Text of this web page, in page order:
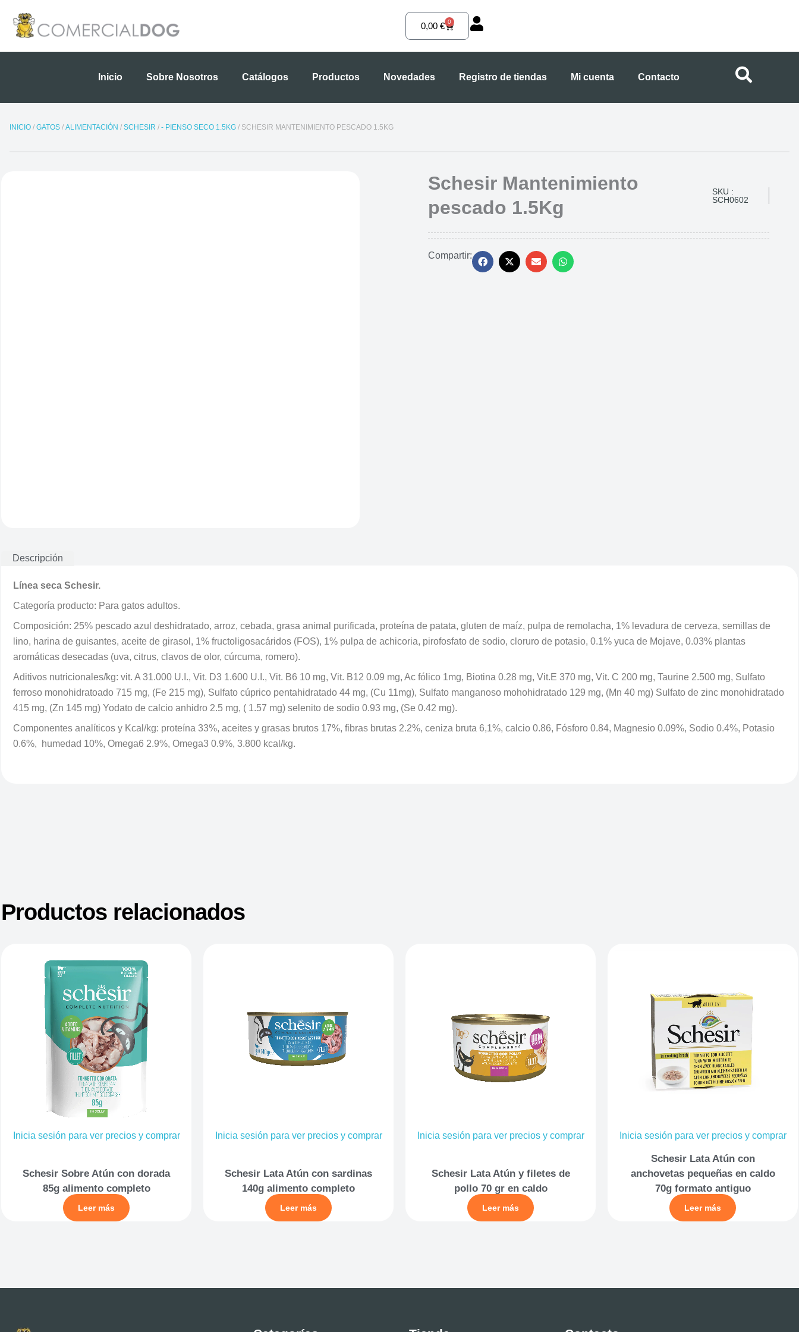
contenido
0,00 € 0
Carrito
Inicio Sobre Nosotros Catálogos Productos Novedades Registro de tiendas Mi cuenta Contacto
INICIO / GATOS / ALIMENTACIÓN / SCHESIR / - PIENSO SECO 1.5KG / SCHESIR MANTENIMIENTO PESCADO 1.5KG
Schesir Mantenimiento
pescado 1.5Kg
SKU :
SCH0602
Compartir:
Descripción
Línea seca Schesir.
Categoría producto: Para gatos adultos.
Composición: 25% pescado azul deshidratado, arroz, cebada, grasa animal purificada, proteína de patata, gluten de maíz, pulpa de remolacha, 1% levadura de cerveza, semillas de
lino, harina de guisantes, aceite de girasol, 1% fructoligosacáridos (FOS), 1% pulpa de achicoria, pirofosfato de sodio, cloruro de potasio, 0.1% yuca de Mojave, 0.03% plantas
aromáticas desecadas (uva, citrus, clavos de olor, cúrcuma, romero).
Aditivos nutricionales/kg: vit. A 31.000 U.I., Vit. D3 1.600 U.I., Vit. B6 10 mg, Vit. B12 0.09 mg, Ac fólico 1mg, Biotina 0.28 mg, Vit.E 370 mg, Vit. C 200 mg, Taurine 2.500 mg, Sulfato
ferroso monohidratoado 715 mg, (Fe 215 mg), Sulfato cúprico pentahidratado 44 mg, (Cu 11mg), Sulfato manganoso mohohidratado 129 mg, (Mn 40 mg) Sulfato de zinc monohidratado
415 mg, (Zn 145 mg) Yodato de calcio anhidro 2.5 mg, ( 1.57 mg) selenito de sodio 0.93 mg, (Se 0.42 mg).
Componentes analíticos y Kcal/kg: proteína 33%, aceites y grasas brutos 17%, fibras brutas 2.2%, ceniza bruta 6,1%, calcio 0.86, Fósforo 0.84, Magnesio 0.09%, Sodio 0.4%, Potasio
0.6%, humedad 10%, Omega6 2.9%, Omega3 0.9%, 3.800 kcal/kg.
Productos relacionados
Inicia sesión para ver precios y comprar
Schesir Sobre Atún con dorada
85g alimento completo
Leer más
Inicia sesión para ver precios y comprar
Schesir Lata Atún con sardinas
140g alimento completo
Leer más
Inicia sesión para ver precios y comprar
Schesir Lata Atún y filetes de
pollo 70 gr en caldo
Leer más
Inicia sesión para ver precios y comprar
Schesir Lata Atún con
anchovetas pequeñas en caldo
70g formato antiguo
Leer más